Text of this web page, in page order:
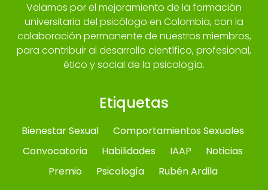
Velamos por el mejoramiento de la formación
universitaria del psicólogo en Colombia, con la
colaboración permanente de nuestros miembros,
para contribuir al desarrollo científico, profesional,
ético y social de la psicología.
Etiquetas
Bienestar Sexual
Comportamientos Sexuales
Convocatoria
Habilidades IAAP
Noticias
Premio
Psicología Rubén Ardila